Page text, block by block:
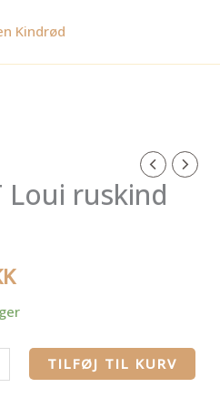
Loui ruskind
TILFØJ TIL KURV